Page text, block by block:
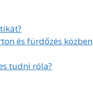
és fürdőzés közben
tudni róla?